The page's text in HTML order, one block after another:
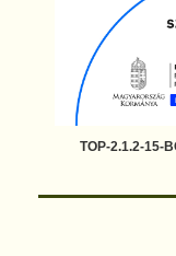
TOP-2.1.2-15-